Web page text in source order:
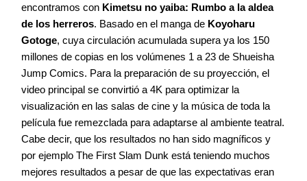
encontramos con Kimetsu no yaiba: Rumbo a la aldea
de los herreros. Basado en el manga de Koyoharu
Gotoge, cuya circulación acumulada supera ya los 150
millones de copias en los volúmenes 1 a 23 de Shueisha
Jump Comics. Para la preparación de su proyección, el
video principal se convirtió a 4K para optimizar la
visualización en las salas de cine y la música de toda la
película fue remezclada para adaptarse al ambiente teatral.
Cabe decir, que los resultados no han sido magníficos y
por ejemplo The First Slam Dunk está teniendo muchos
mejores resultados a pesar de que las expectativas eran